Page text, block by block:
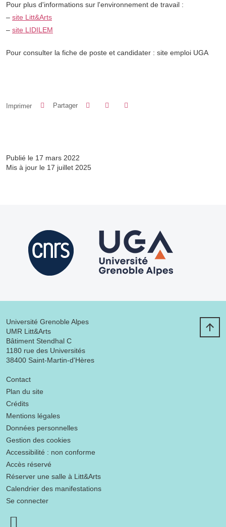
Pour plus d'informations sur l'environnement de travail :
– site Litt&Arts
– site LIDILEM
Pour consulter la fiche de poste et candidater : site emploi UGA
Imprimer Partager Partager sur Facebook
Partager sur LinkedIn
Publié le 17 mars 2022
Mis à jour le 17 juillet 2025
Université Grenoble Alpes
UMR Litt&Arts
Bâtiment Stendhal C
1180 rue des Universités
38400 Saint-Martin-d'Hères
Menu footer
Contact
Plan du site
Crédits
Mentions légales
Données personnelles
Gestion des cookies
Accessibilité : non conforme
Accès réservé
Réserver une salle à Litt&Arts
Calendrier des manifestations
Se connecter